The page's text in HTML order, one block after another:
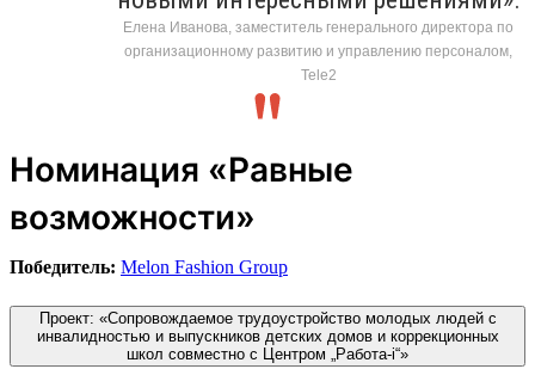
Елена Иванова, заместитель генерального директора по
организационному развитию и управлению персоналом,
Tele2
Номинация «Равные
возможности»
Победитель: Melon Fashion Group
Проект: «Сопровождаемое трудоустройство молодых людей с
инвалидностью и выпускников детских домов и коррекционных
школ совместно с Центром „Работа-i“»